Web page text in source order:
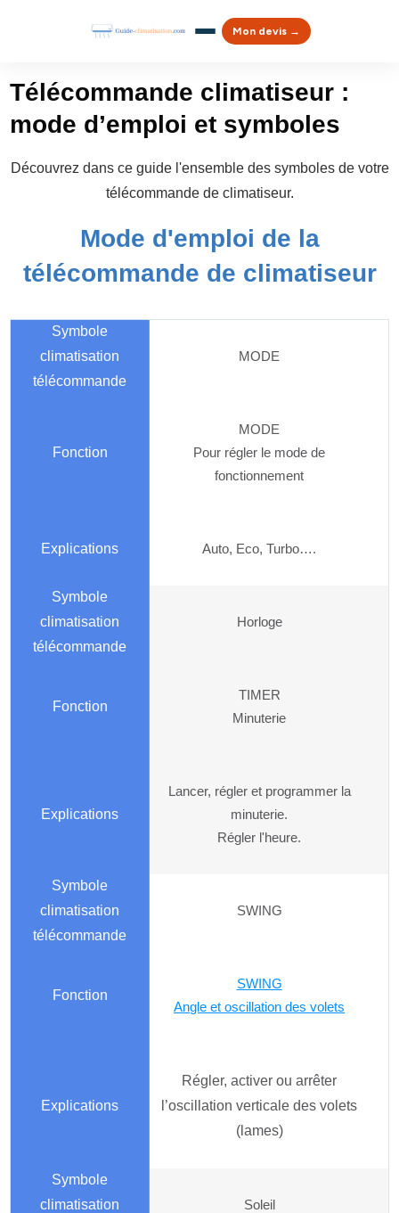
Mon devis →
Télécommande climatiseur :
mode d’emploi et symboles
Découvrez dans ce guide l'ensemble des symboles de votre
télécommande de climatiseur.
Mode d'emploi de la
télécommande de climatiseur
MODE
MODE
Pour régler le mode de
fonctionnement
Auto, Eco, Turbo….
Horloge
TIMER
Minuterie
Lancer, régler et programmer la
minuterie.
Régler l'heure.
SWING
SWING
Angle et oscillation des volets
Régler, activer ou arrêter
l’oscillation verticale des volets
(lames)
Soleil